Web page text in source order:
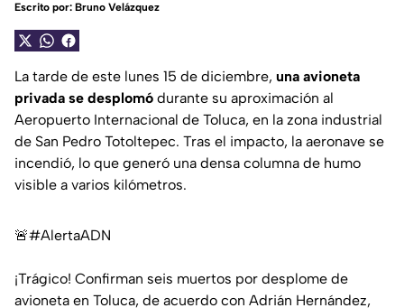
Escrito por: Bruno Velázquez
La tarde de este lunes 15 de diciembre, una avioneta
privada se desplomó durante su aproximación al
Aeropuerto Internacional de Toluca, en la zona industrial
de San Pedro Totoltepec. Tras el impacto, la aeronave se
incendió, lo que generó una densa columna de humo
visible a varios kilómetros.
🚨#AlertaADN
¡Trágico! Confirman seis muertos por desplome de
avioneta en Toluca, de acuerdo con Adrián Hernández,